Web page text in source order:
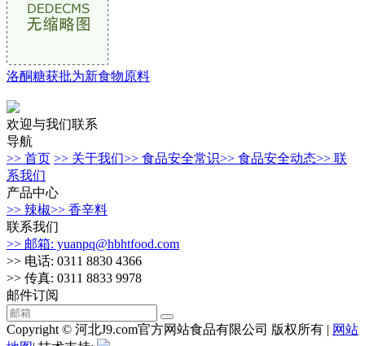
洛酮糖获批为新食物原料
欢迎与我们联系
导航
>> 首页 >> 关于我们>> 食品安全常识>> 食品安全动态>> 联
系我们
产品中心
>> 辣椒>> 香辛料
联系我们
>> 邮箱: yuanpq@hbhtfood.com
>> 电话: 0311 8830 4366
>> 传真: 0311 8833 9978
邮件订阅
Copyright © 河北J9.com官方网站食品有限公司 版权所有 | 网站